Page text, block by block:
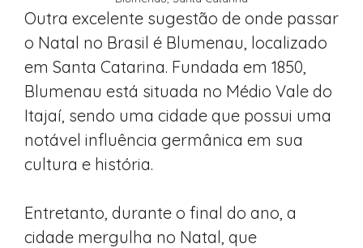
Outra excelente sugestão de onde passar
o Natal no Brasil é Blumenau, localizado
em Santa Catarina. Fundada em 1850,
Blumenau está situada no Médio Vale do
Itajaí, sendo uma cidade que possui uma
notável influência germânica em sua
cultura e história.
Entretanto, durante o final do ano, a
cidade mergulha no Natal, que